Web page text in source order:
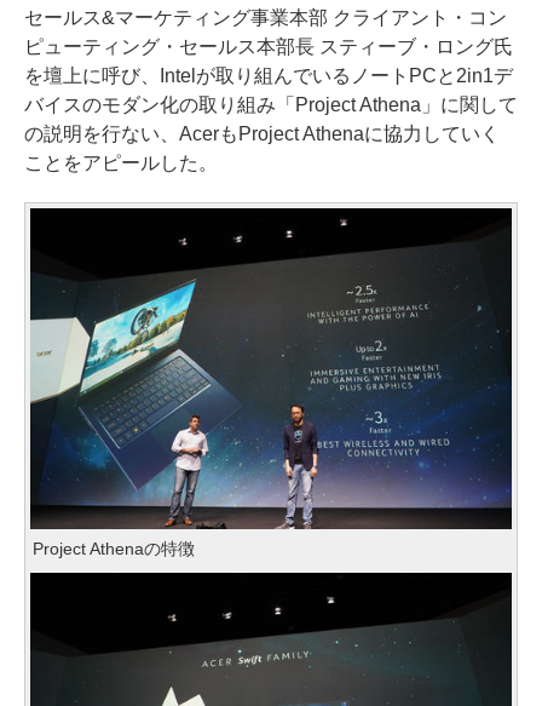
セールス&マーケティング事業本部 クライアント・コン
ピューティング・セールス本部長 スティーブ・ロング氏
を壇上に呼び、Intelが取り組んでいるノートPCと2in1デ
バイスのモダン化の取り組み「Project Athena」に関して
の説明を行ない、AcerもProject Athenaに協力していく
ことをアピールした。
Project Athenaの特徴